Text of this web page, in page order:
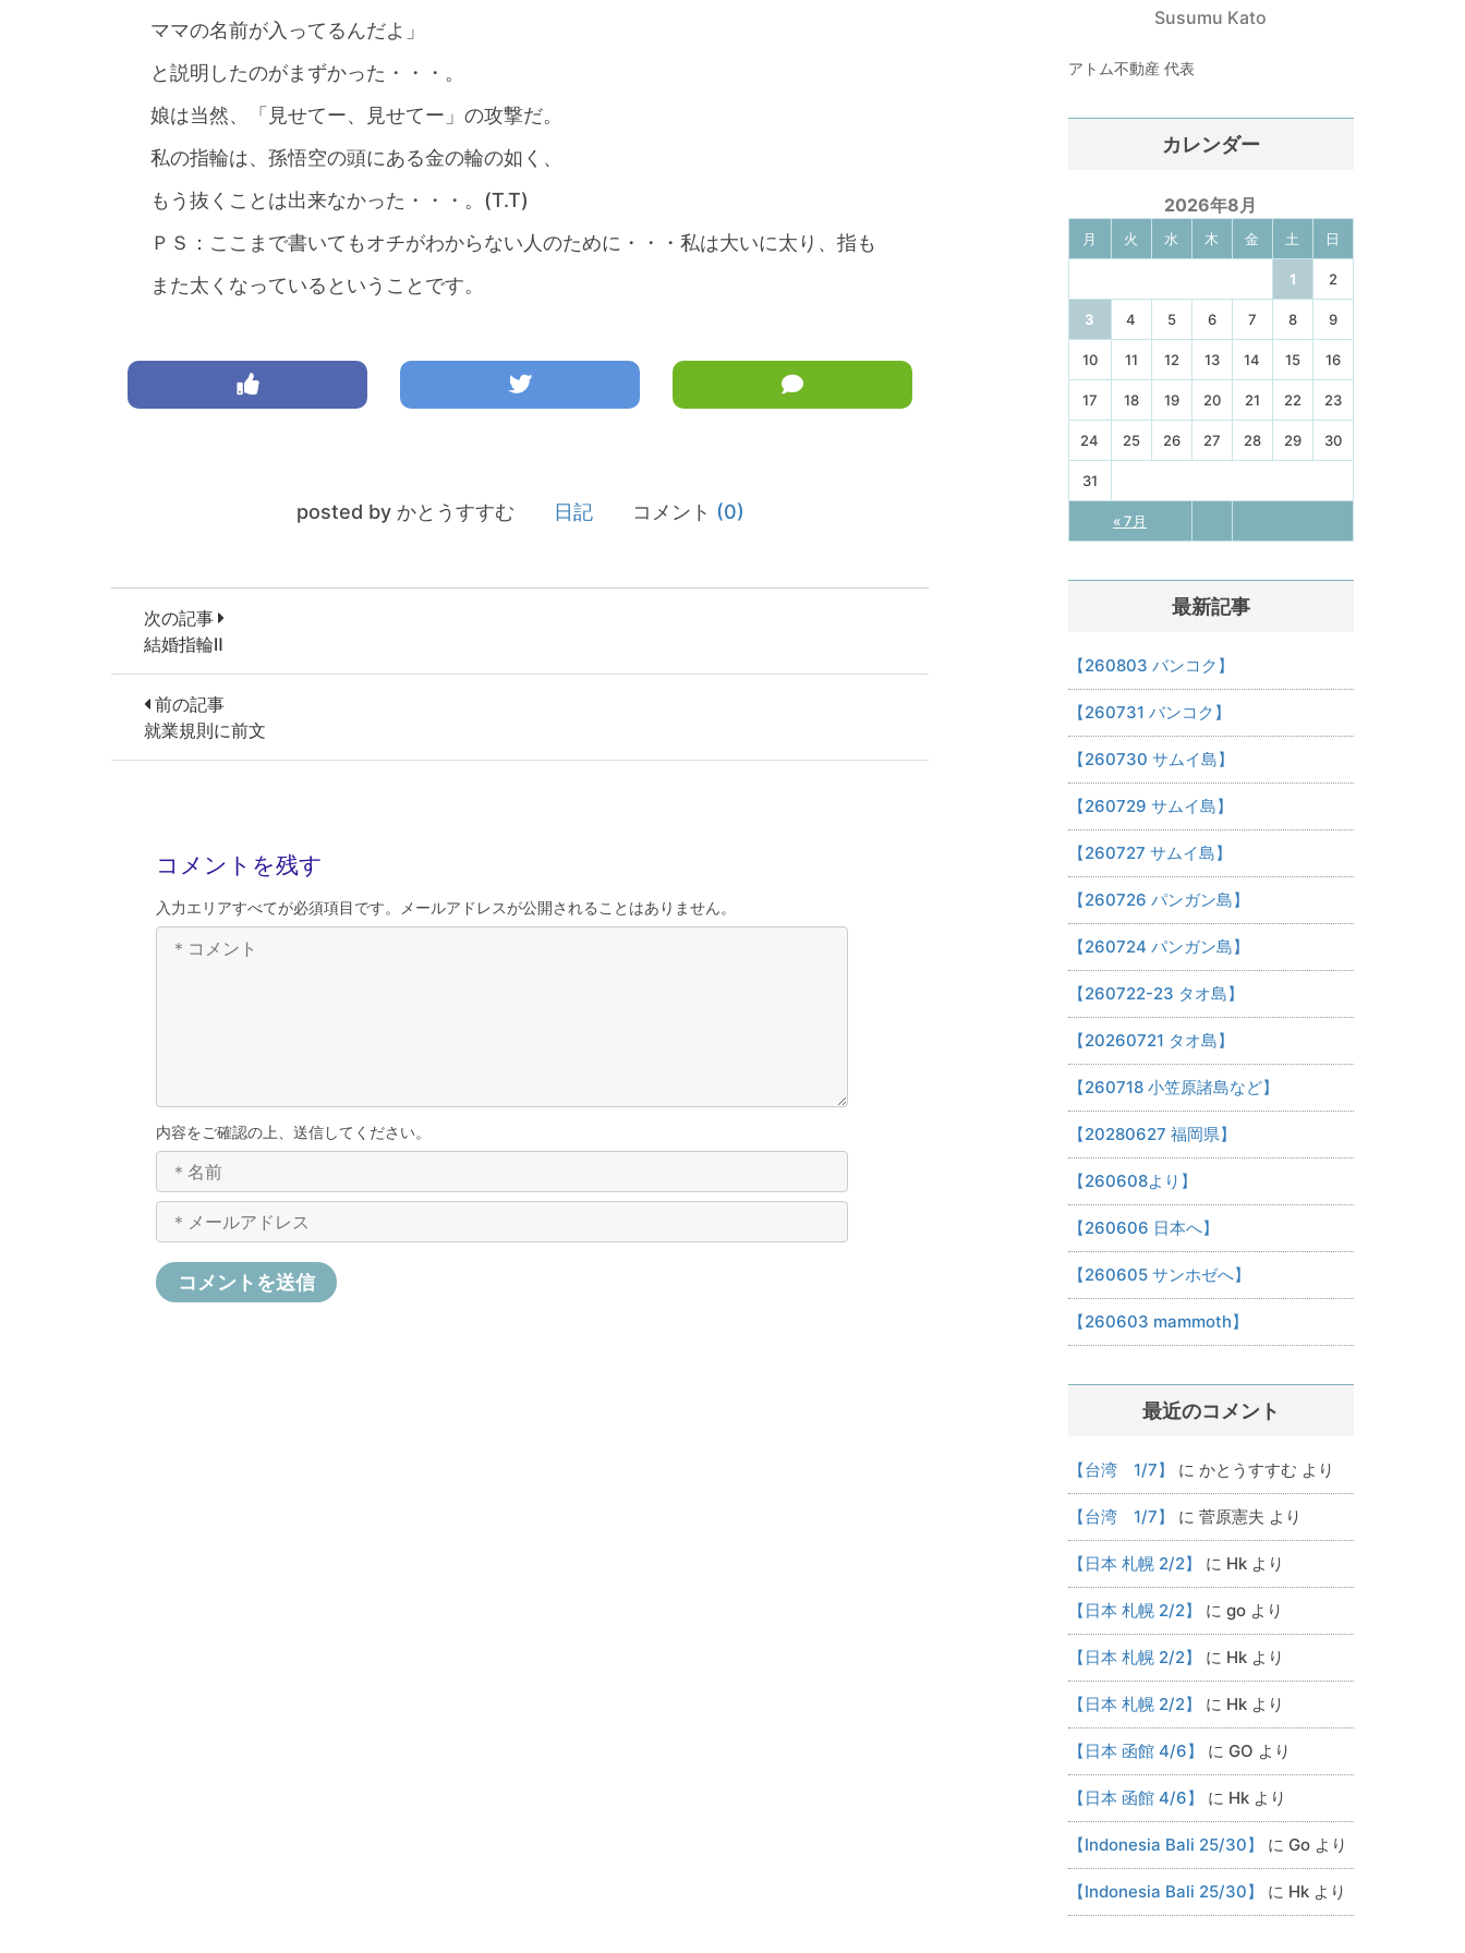
ママの名前が入ってるんだよ」
と説明したのがまずかった・・・。
娘は当然、「見せてー、見せてー」の攻撃だ。
私の指輪は、孫悟空の頭にある金の輪の如く、
もう抜くことは出来なかった・・・。(T.T)
ＰＳ：ここまで書いてもオチがわからない人のために・・・私は大いに太り、指も
また太くなっているということです。
posted by かとうすすむ 日記 コメント (0)
次の記事
結婚指輪Ⅱ
前の記事
就業規則に前文
コメントを残す
入力エリアすべてが必須項目です。メールアドレスが公開されることはありません。
内容をご確認の上、送信してください。
Susumu Kato
アトム不動産 代表
カレンダー
2026年8月
月 火 水 木 金 土 日
« 7月
1 2
3 4 5 6 7 8 9
10 11 12 13 14 15 16
17 18 19 20 21 22 23
24 25 26 27 28 29 30
31
最新記事
【260803 バンコク】
【260731 バンコク】
【260730 サムイ島】
【260729 サムイ島】
【260727 サムイ島】
【260726 パンガン島】
【260724 パンガン島】
【260722-23 タオ島】
【20260721 タオ島】
【260718 小笠原諸島など】
【20280627 福岡県】
【260608より】
【260606 日本へ】
【260605 サンホゼへ】
【260603 mammoth】
最近のコメント
【台湾 1/7】 に かとうすすむ より
【台湾 1/7】 に 菅原憲夫 より
【日本 札幌 2/2】 に Hkより
【日本 札幌 2/2】 に goより
【日本 札幌 2/2】 に Hkより
【日本 札幌 2/2】 に Hkより
【日本 函館 4/6】 に GO より
【日本 函館 4/6】 に Hkより
【Indonesia Bali 25/30】 に Goより
【Indonesia Bali 25/30】 に Hkより